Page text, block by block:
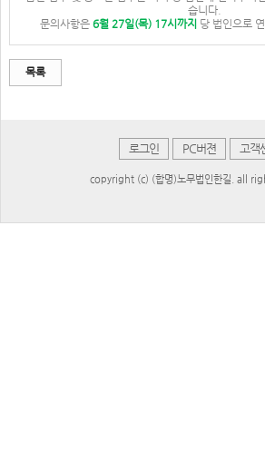
습니다.
문의사항은 6월 27일(목) 17시까지 당 법인으로
목록
로그인 PC버젼 고객
copyright (c) (합명)노무법인한길. all